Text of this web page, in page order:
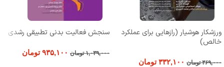
ورزشکار هوشیار (رازهایی برای عملکرد
خالص)
۳۶۹,۰۰۰ تومان ۳۳۲,۱۰۰ تومان
سنجش فعالیت بدنی تطبیقی رشدی
۱,۰۳۹,۰۰۰ تومان ۹۳۵,۱۰۰ تومان